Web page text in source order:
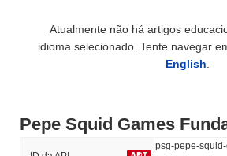
Atualmente não há artigos
idioma selecionado. Tente navegar
English.
Pepe Squid Games
psg-pepe-